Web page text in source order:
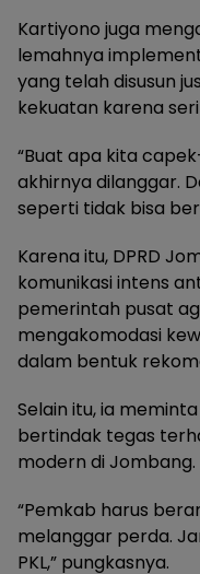
Kartiyono juga
lemahnya
yang telah disusun
kekuatan karena
“Buat apa kita
akhirnya dilanggar.
seperti tidak bisa
Karena itu, DPRD
komunikasi intens
pemerintah pusat
mengakomodasi
dalam bentuk
Selain itu, ia
bertindak tegas
modern di Jombang.
“Pemkab harus
melanggar perda.
PKL,” pungkasnya.